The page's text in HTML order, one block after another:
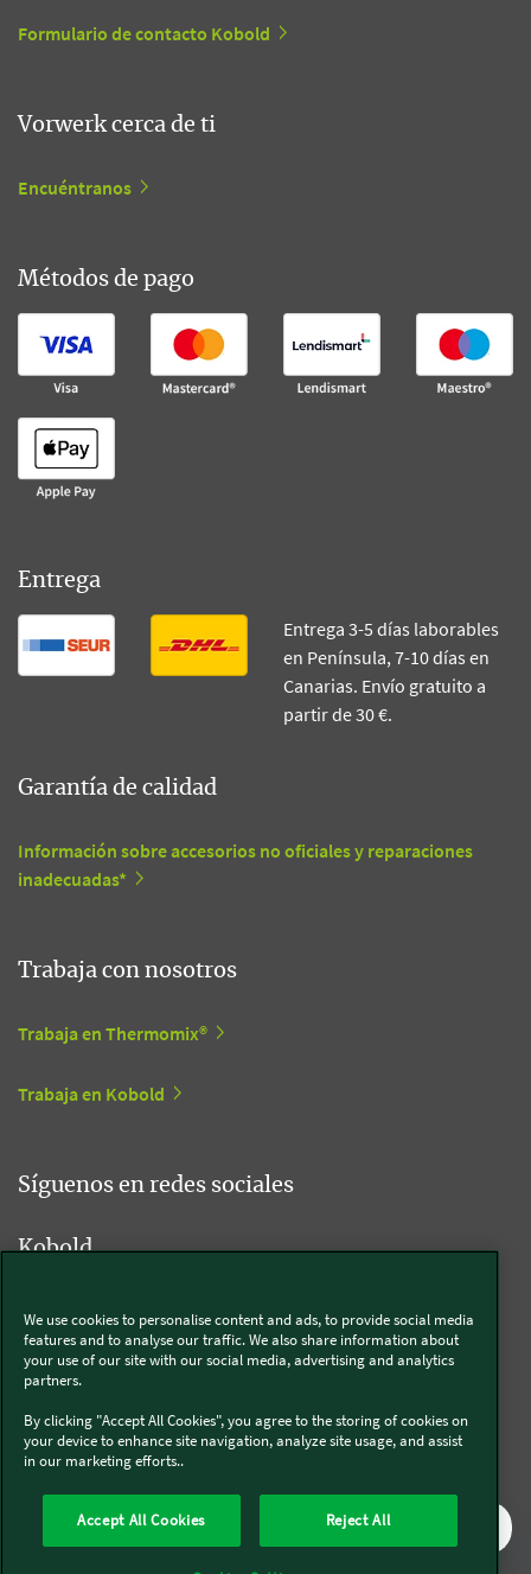
Formulario de contacto Kobold
Vorwerk cerca de ti
Encuéntranos
Métodos de pago
Entrega
Entrega 3-5 días laborables
en Península, 7-10 días en
Canarias. Envío gratuito a
partir de 30 €.
Garantía de calidad
Información sobre accesorios no oficiales y reparaciones
inadecuadas*
Trabaja con nosotros
Trabaja en Thermomix®
Trabaja en Kobold
Síguenos en redes sociales
Kobold
Thermomix®
Condiciones generales
We use cookies to personalise content and ads, to provide social media
features and to analyse our traffic. We also share information about
your use of our site with our social media, advertising and analytics
partners.
By clicking "Accept All Cookies", you agree to the storing of cookies on
your device to enhance site navigation, analyze site usage, and assist
in our marketing efforts..
Accept All Cookies Reject All